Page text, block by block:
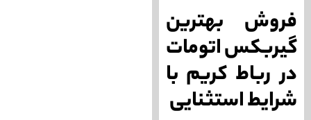
فروش بهترین
گیربکس اتومات
در رباط کریم با
شرایط استثنایی